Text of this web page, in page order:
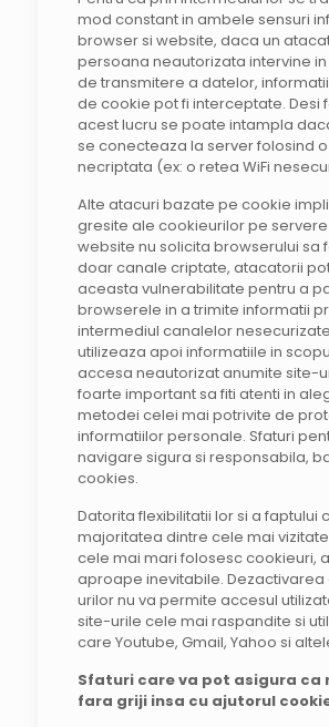
mod constant in ambele sensuri
browser si website, daca un
persoana neautorizata intervine
de transmitere a datelor,
de cookie pot fi interceptate. Desi
acest lucru se poate intampla
se conecteaza la server folosind
necriptata (ex: o retea WiFi
Alte atacuri bazate pe cookie
gresite ale cookieurilor pe
website nu solicita browserului sa
doar canale criptate, atacatorii
aceasta vulnerabilitate pentru a
browserele in a trimite informatii
intermediul canalelor
utilizeaza apoi informatiile in
accesa neautorizat anumite site-
foarte important sa fiti atenti in
metodei celei mai potrivite de
informatiilor personale. Sfaturi
navigare sigura si responsabila,
cookies.
Datorita flexibilitatii lor si a faptului
majoritatea dintre cele mai
cele mai mari folosesc cookieuri,
aproape inevitabile.
urilor nu va permite accesul
site-urile cele mai raspandite si
care Youtube, Gmail, Yahoo si
Sfaturi care va pot asigura ca
fara griji insa cu ajutorul